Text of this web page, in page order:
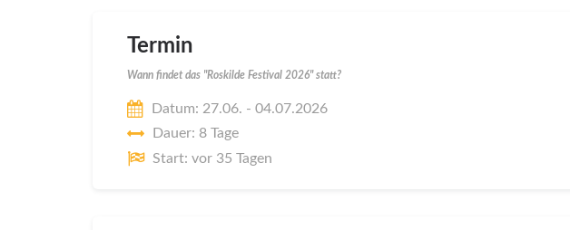
Termin
Wann findet das "Roskilde Festival 2026" statt?
Datum: 27.06. - 04.07.2026
Dauer: 8 Tage
Start: vor 35 Tagen